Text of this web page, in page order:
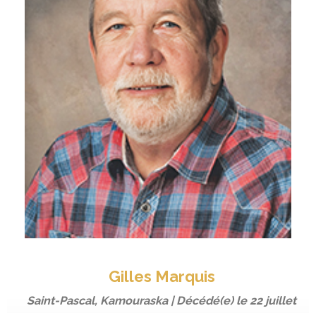
Gilles Marquis
Saint-Pascal, Kamouraska | Décédé(e) le 22 juillet